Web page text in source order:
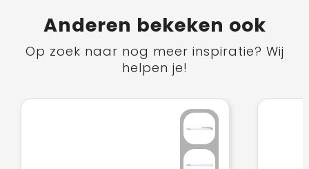
Anderen bekeken ook
Op zoek naar nog meer inspiratie? Wij
helpen je!